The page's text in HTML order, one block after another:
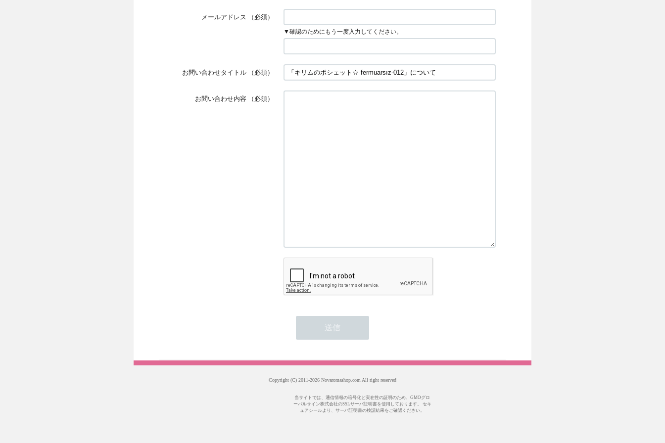
メールアドレス （必須）
▼確認のためにもう一度入力してください。
お問い合わせタイトル （必須）
お問い合わせ内容 （必須）
Copyright (C) 2011-2026 Novaromashop.com All right reserved
当サイトでは、通信情報の暗号化と実在性の証明のため、GMOグロ
ーバルサイン株式会社のSSLサーバ証明書を使用しております。 セキ
ュアシールより、サーバ証明書の検証結果をご確認ください。